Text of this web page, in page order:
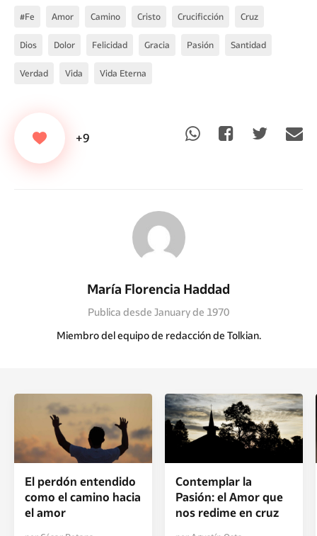
#fe Amor Camino Cristo Crucificción Cruz
Dios Dolor Felicidad Gracia Pasión Santidad
Verdad Vida Vida Eterna
+9
María Florencia Haddad
Publica desde January de 1970
Miembro del equipo de redacción de Tolkian.
El perdón entendido
como el camino hacia
el amor
Contemplar la
Pasión: el Amor que
nos redime en cruz